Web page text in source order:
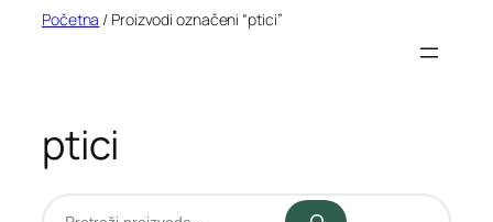
Početna / Proizvodi označeni “ptici”
ptici
Pretraži